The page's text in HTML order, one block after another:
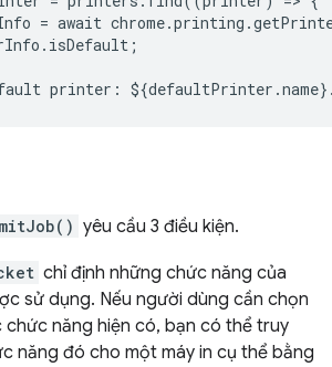
= await chrome.printing .
. isDefault ;
printer : ${defaultPrinter .name}
yêu cầu 3 điều kiện.
chỉ định những chức năng của
sử dụng. Nếu người dùng cần chọn
năng hiện có, bạn có thể truy
năng đó cho một máy in cụ thể bằng